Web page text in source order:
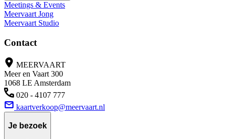
Meetings & Events
Meervaart Jong
Meervaart Studio
Contact
MEERVAART
Meer en Vaart 300
1068 LE Amsterdam
020 - 4107 777
kaartverkoop@meervaart.nl
Je bezoek